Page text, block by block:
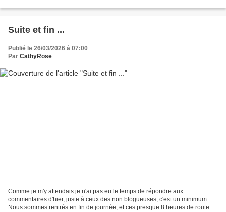
Suite et fin ...
Publié le 26/03/2026 à 07:00
Par CathyRose
Comme je m'y attendais je n'ai pas eu le temps de répondre aux
commentaires d'hier, juste à ceux des non blogueuses, c'est un minimum.
Nous sommes rentrés en fin de journée, et ces presque 8 heures de route